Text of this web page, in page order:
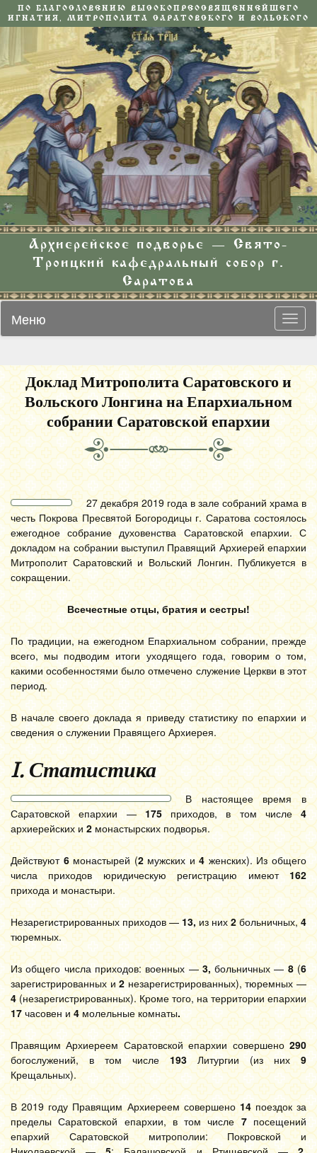
ПО БЛАГОСЛОВЕНИЮ ВЫСОКОПРЕОСВЯЩЕННЕЙШЕГО
ИГНАТИЯ, МИТРОПОЛИТА САРАТОВСКОГО И ВОЛЬСКОГО
Архиерейское подворье — Свято-
Троицкий кафедральный собор г.
Саратова
Меню
Доклад Митрополита Саратовского и
Вольского Лонгина на Епархиальном
собрании Саратовской епархии
27 декабря 2019 года в зале собраний храма в
честь Покрова Пресвятой Богородицы г. Саратова состоялось
ежегодное собрание духовенства Саратовской епархии. С
докладом на собрании выступил Правящий Архиерей епархии
Митрополит Саратовский и Вольский Лонгин. Публикуется в
сокращении.
Всечестные отцы, братия и сестры!
По традиции, на ежегодном Епархиальном собрании, прежде
всего, мы подводим итоги уходящего года, говорим о том,
какими особенностями было отмечено служение Церкви в этот
период.
В начале своего доклада я приведу статистику по епархии и
сведения о служении Правящего Архиерея.
I. Статистика
В настоящее время в
Саратовской епархии — 175 приходов, в том числе 4
архиерейских и 2монастырских подворья.
Действуют 6монастырей (2мужских и4 женских). Из общего
числа приходов юридическую регистрацию имеют 162
прихода и монастыри.
Незарегистрированных приходов —13, из них 2 больничных, 4
тюремных.
Из общего числа приходов: военных — 3, больничных — 8(6
зарегистрированных и2незарегистрированных), тюремных —
4 (незарегистрированных). Кроме того, на территории епархии
17 часовен и 4 молельные комнаты.
Правящим Архиереем Саратовской епархии совершено 290
богослужений, в том числе 193 Литургии (из них 9
Крещальных).
В 2019 году Правящим Архиереем совершено 14поездок за
пределы Саратовской епархии, в том числе 7посещений
епархий Саратовской митрополии: Покровской и